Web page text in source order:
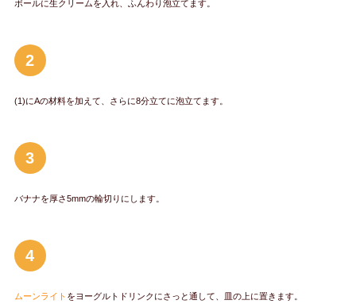
ボールに生クリームを入れ、ふんわり泡立てます。
2
(1)にAの材料を加えて、さらに8分立てに泡立てます。
3
バナナを厚さ5mmの輪切りにします。
4
ムーンライト をヨーグルトドリンクにさっと通して、皿の上に置きます。